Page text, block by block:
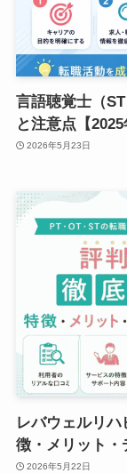
言語聴覚士（
と注意点【2025
2026年5月23日
レバウェルリ
徴・メリット・
2026年5月22日